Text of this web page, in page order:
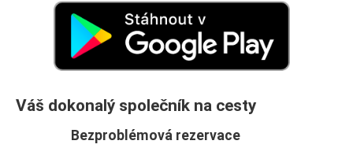
Váš dokonalý společník na cesty
Bezproblémová rezervace